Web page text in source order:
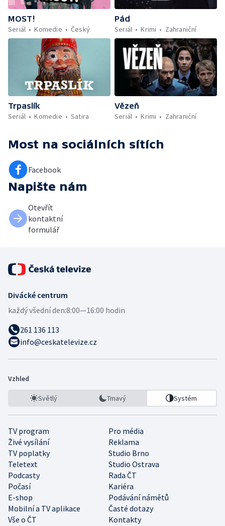
MOST!
Seriál
Komedie Český
Pád
Seriál
Krimi Zahraniční
Trpaslík
Seriál
Komedie Satira
Vězeň
Seriál
Krimi Zahraniční
Most na sociálních sítích
Facebook
Napište nám
Otevřít
kontaktní
formulář
Divácké centrum
každý všední den:8:00—16:00 hodin
261 136 113
info@ceskatelevize.cz
Vzhled
Světlý Tmavý Systém
TV program
Pro média
Živé vysílání
Reklama
TV poplatky
Studio Brno
Teletext
Studio Ostrava
Podcasty
Rada ČT
Počasí
Kariéra
E-shop
Podávání námětů
Mobilní a TV aplikace
Časté dotazy
Vše o ČT
Kontakty